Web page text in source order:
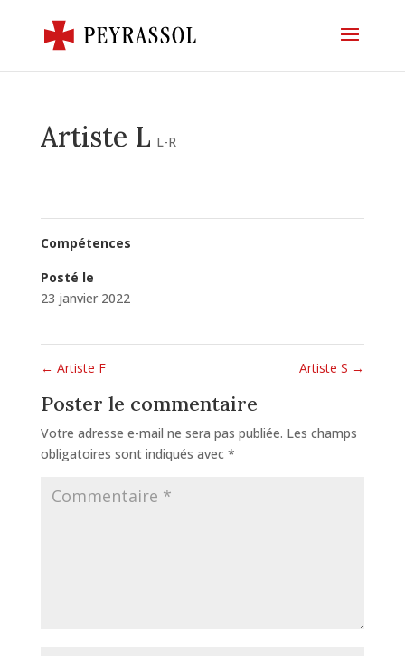
Artiste L L-R
Compétences
Posté le
23 janvier 2022
← Artiste F Artiste S →
Poster le commentaire
Votre adresse e-mail ne sera pas publiée. Les champs
obligatoires sont indiqués avec *